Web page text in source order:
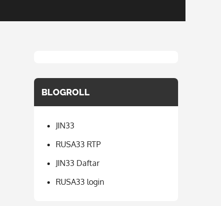
BLOGROLL
JIN33
RUSA33 RTP
JIN33 Daftar
RUSA33 login